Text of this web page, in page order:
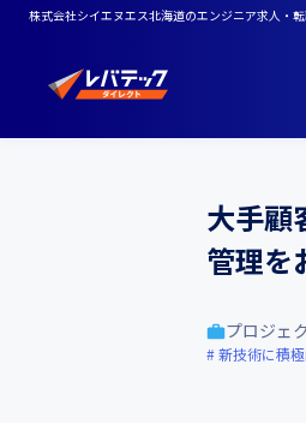
株式会社シイエヌエス北海道のエンジニア求人・
大手顧
管理を
プロジェ
新技術に積